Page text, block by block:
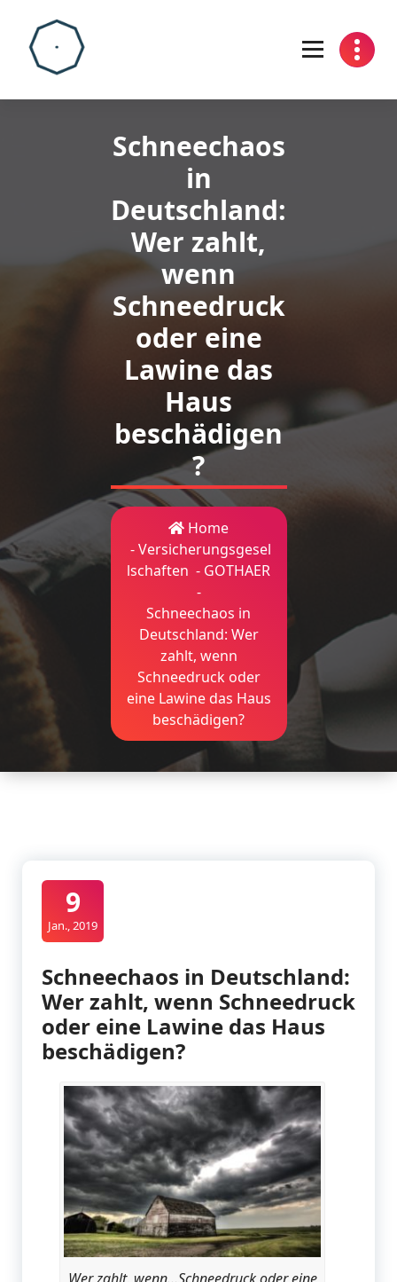
content
Schneechaos
in
Deutschland:
Wer zahlt,
wenn
Schneedruck
oder eine
Lawine das
Haus
beschädigen
?
Home
-Versicherungsgesel
lschaften - GOTHAER
-
Schneechaos in
Deutschland: Wer
zahlt, wenn
Schneedruck oder
eine Lawine das Haus
beschädigen?
9
Jan., 2019
Schneechaos in Deutschland:
Wer zahlt, wenn Schneedruck
oder eine Lawine das Haus
beschädigen?